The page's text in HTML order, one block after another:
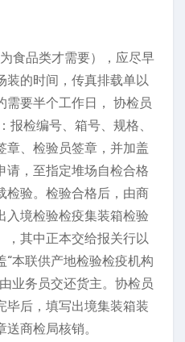
食品类才需要），应尽早
装的时间，传真排载单以
需要半个工作日， 协检员
报检编号、箱号、规格、
章、检验员签章，并加盖
请，至指定堆场自检合格
检验。检验合格后，由商
入境检验检疫集装箱检验
，其中正本交给报关行以
本联供产地检验检疫机构
业务员交还货主。协检员
毕后，填写出境集装箱装
商检局核销。